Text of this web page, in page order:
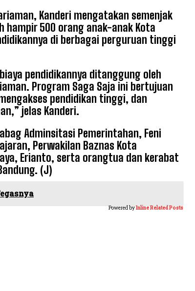
Kanderi mengatakan semenjak
hampir 500 orang anak-anak Kota
di berbagai perguruan tinggi
pendidikannya ditanggung oleh
Program Saga Saja ini bertujuan
pendidikan tinggi, dan
jelas Kanderi.
Adminsitasi Pemerintahan, Feni
Perwakilan Baznas Kota
Erianto, serta orangtua dan kerabat
(J)
Powered byInline Related Posts